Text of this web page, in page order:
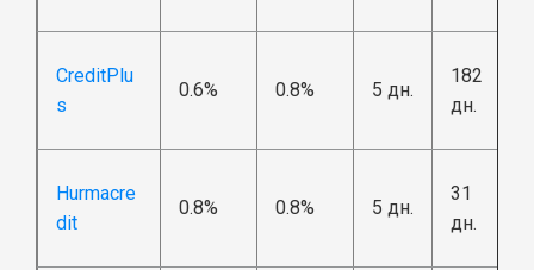
CreditPlu
s
0.6% 0.8% 5 дн.
182
дн.
Hurmacre
dit
0.8% 0.8% 5 дн.
31
дн.